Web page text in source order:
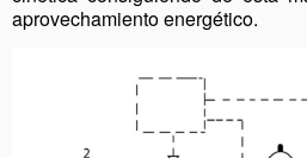
aprovechamiento energético.